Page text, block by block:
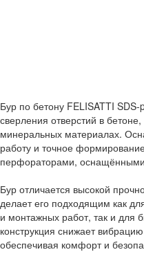
Бур по бетону FELISATTI
сверления отверстий в
минеральных материалах.
работу и точное
перфораторами,
Бур отличается высокой
делает его подходящим как
и монтажных работ, так и для
конструкция снижает
обеспечивая комфорт и